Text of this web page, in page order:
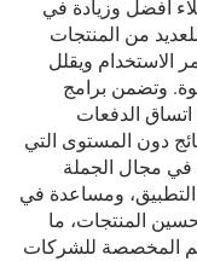
أفضل وزيادة في
من المنتجات
الاستخدام ويقلل
وتضمن برامج
الدفعات
دون المستوى التي
مجال الجملة
التطبيق، ومساعدة في
المنتجات، ما
المخصصة للشركات